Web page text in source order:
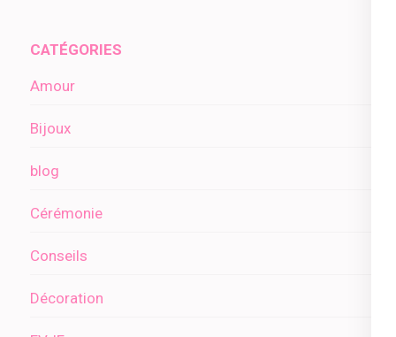
CATÉGORIES
Amour
Bijoux
blog
Cérémonie
Conseils
Décoration